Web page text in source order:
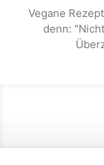
Vegane
denn: